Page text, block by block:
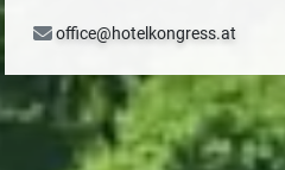
office@hotelkongress.at